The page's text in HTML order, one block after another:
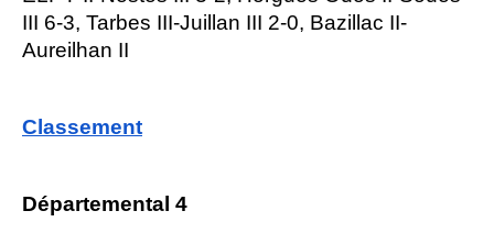
III 6-3, Tarbes III-Juillan III 2-0, Bazillac II-
Aureilhan II
Classement
Départemental 4